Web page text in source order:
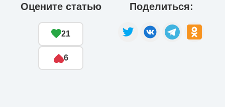
Оцените статью
21
6
Поделиться: